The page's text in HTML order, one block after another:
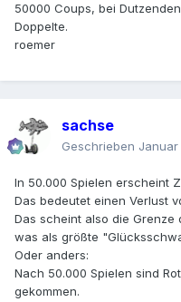
50000 Coups, bei
Doppelte.
roemer
sachse
Geschrieben Januar
In 50.000 Spielen erscheint
Das bedeutet einen Verlust
Das scheint also die Grenze
was als größte
Oder anders:
Nach 50.000 Spielen sind
gekommen.